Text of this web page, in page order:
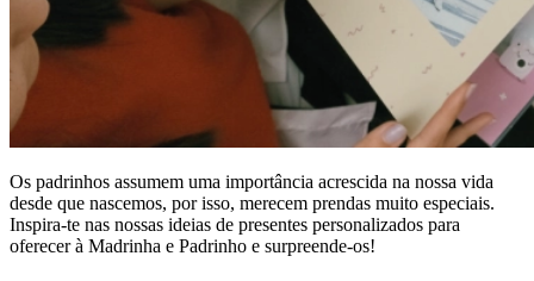
Os padrinhos assumem uma importância acrescida na nossa vida
desde que nascemos, por isso, merecem prendas muito especiais.
Inspira-te nas nossas ideias de presentes personalizados para
oferecer à Madrinha e Padrinho e surpreende-os!